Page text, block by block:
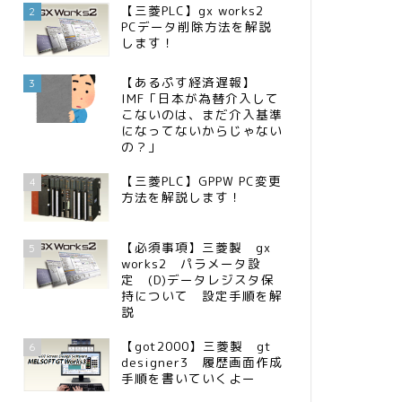
2
【三菱PLC】gx works2
PCデータ削除方法を解説
します！
3
【あるぷす経済遅報】
IMF「日本が為替介入して
こないのは、まだ介入基準
になってないからじゃない
の？」
4
【三菱PLC】GPPW PC変更
方法を解説します！
5
【必須事項】三菱製 gx
works2 パラメータ設
定 (D)データレジスタ保
持について 設定手順を解
説
6
【got2000】三菱製 gt
designer3 履歴画面作成
手順を書いていくよー